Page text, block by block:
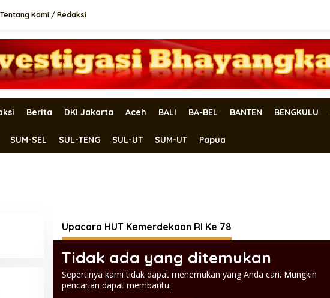
Tentang Kami / Redaksi
Berita DKI Jakarta Aceh BALI BA-BEL BANTEN BENGKULU
SUM-SEL SUL-TENG SUL-UT SUM-UT Papua
Upacara HUT Kemerdekaan RI Ke 78
Tidak ada yang ditemukan
Sepertinya kami tidak dapat menemukan yang Anda cari. Mungkin
pencarian dapat membantu.